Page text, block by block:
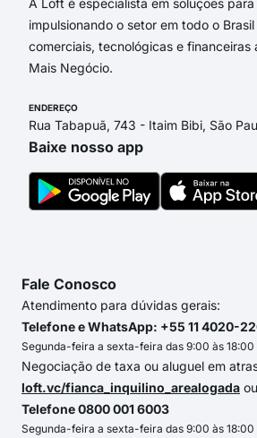
A Loft é especialista em soluções para
impulsionando o setor em todo o
comerciais, tecnológicas e financeiras
Mais Negócio.
ENDEREÇO
Rua Tabapuã, 743 - Itaim Bibi, São
Baixe nosso app
Fale Conosco
Atendimento para dúvidas gerais:
Telefone e WhatsApp: +55 11 4020-
Segunda-feira a sexta-feira das 9:00 às 18:00
Negociação de taxa ou aluguel em
loft.vc/fianca_inquilino_arealogada
Telefone 0800 001 6003
Segunda-feira a sexta-feira das 9:00 às 18:00